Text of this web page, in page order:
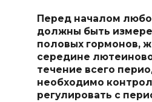
Перед началом
должны быть
половых гормонов,
середине
течение всего
необходимо
регулировать с